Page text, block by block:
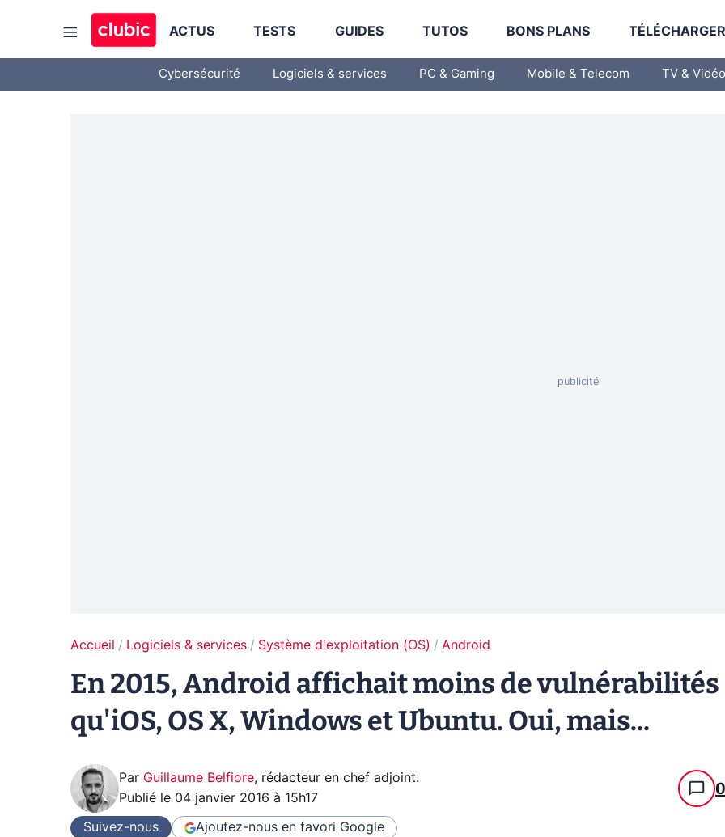
ACTUS TESTS GUIDES TUTOS BONS PLANS
Cybersécurité Logiciels & services PC & Gaming Mobile & Telecom TV & Vidéo
Accueil Logiciels & services Système d'exploitation (OS) Android
En 2015, Android affichait moins de vulnérabilités
qu'iOS, OS X, Windows et Ubuntu. Oui, mais...
Par Guillaume Belfiore, rédacteur en chef adjoint.
Publié le 04 janvier 2016 à 15h17 0
Suivez-nous Ajoutez-nous en favori Google